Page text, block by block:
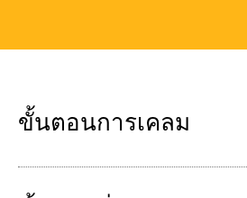
ขั้นตอนการเคลม